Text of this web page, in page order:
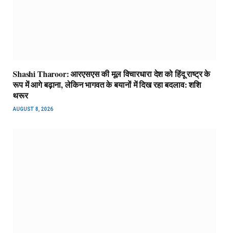
Shashi Tharoor: आरएसएस की मूल विचारधारा देश को हिंदू राष्ट्र के
रूप में आगे बढ़ाना, लेकिन भागवत के बयानों में दिख रहा बदलाव: शशि
थरूर
AUGUST 8, 2026